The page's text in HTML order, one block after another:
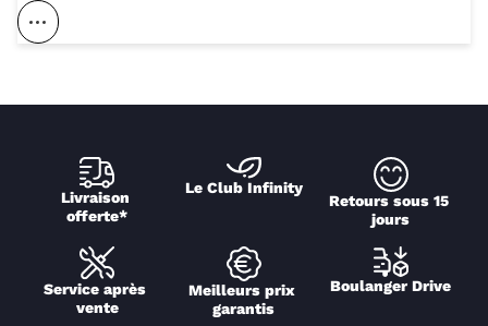
Voir Ce Magasin Sur La Carte
Livraison
offerte*
Le Club Infinity
Retours sous 15
jours
Service après
vente
Meilleurs prix
garantis
Boulanger Drive